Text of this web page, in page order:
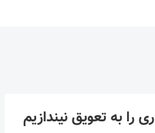
را به تعویق نیندازیم